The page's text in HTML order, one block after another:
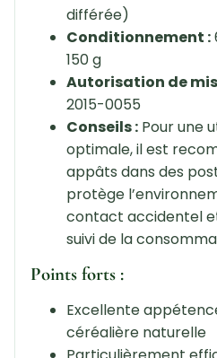
différée)
Conditionnement :
150 g
Autorisation de
2015-0055
Conseils :Pour une
optimale, il est
appâts dans des
protège
contact accidentel
suivi de la
Points forts :
Excellente
céréalière naturelle